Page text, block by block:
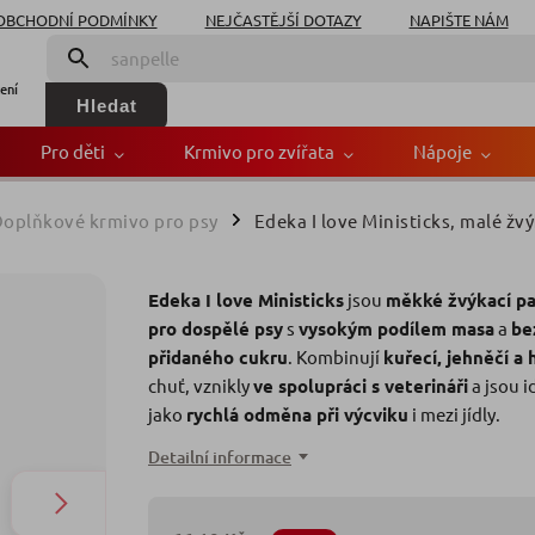
PODMÍNKY NEJČASTĚJŠÍ DOTAZY NAPIŠTE NÁM
Hledat
Pro děti Krmivo pro zvířata Nápoje
krmivo pro psy / Edeka I love Ministicks, malé
malé žvýkací
Edeka I love Ministicks jsou měkké žvýkací
pro dospělé psys vysokým podílem masaa
přidaného cukru. Kombinují kuřecí, jehněčí a
chuť, vzniklyve spolupráci s veterinářia jsou
jako rychlá odměna při výcviku i mezi jídly.
Detailní informace